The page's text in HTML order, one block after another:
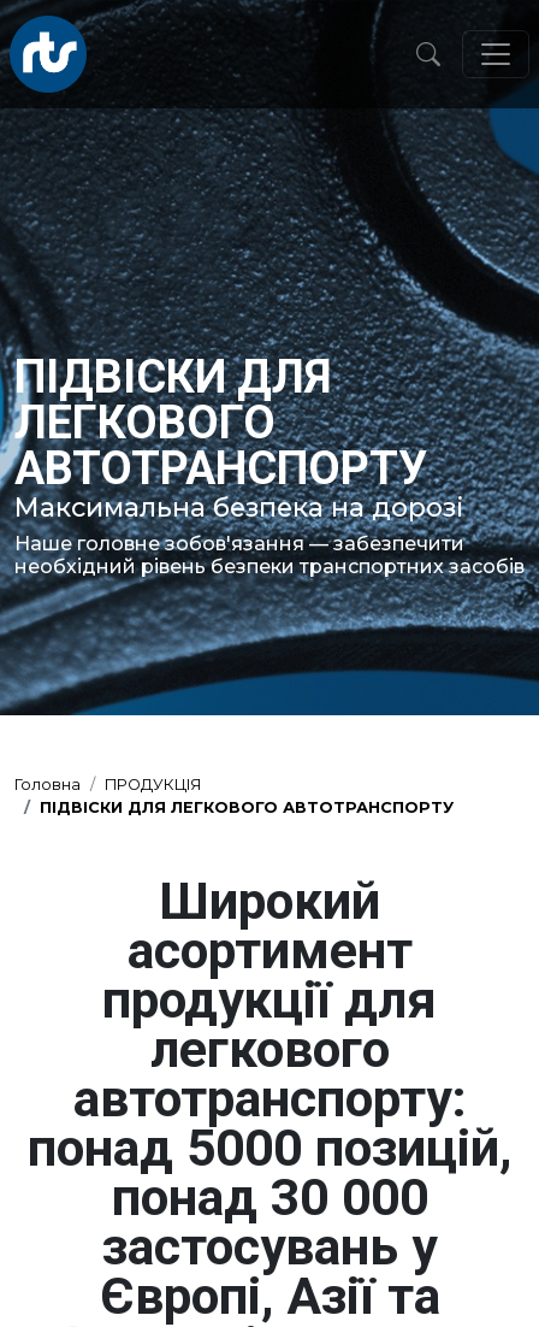
ПІДВІСКИ ДЛЯ
ЛЕГКОВОГО
АВТОТРАНСПОРТУ
Максимальна безпека на дорозі
Наше головне зобов'язання — забезпечити
необхідний рівень безпеки транспортних засобів
Головна
ПРОДУКЦІЯ
ПІДВІСКИ ДЛЯ ЛЕГКОВОГО АВТОТРАНСПОРТУ
Широкий
асортимент
продукції для
легкового
автотранспорту:
понад 5000 позицій,
понад 30 000
застосувань у
Європі, Азії та